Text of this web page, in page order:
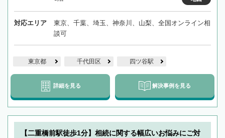
対応エリア
東京、千葉、埼玉、神奈川、山梨、全国オンライン相
談可
東京都 千代田区 四ツ谷駅
詳細を見る 解決事例を見る
【二重橋前駅徒歩1分】相続に関する幅広いお悩みにご対